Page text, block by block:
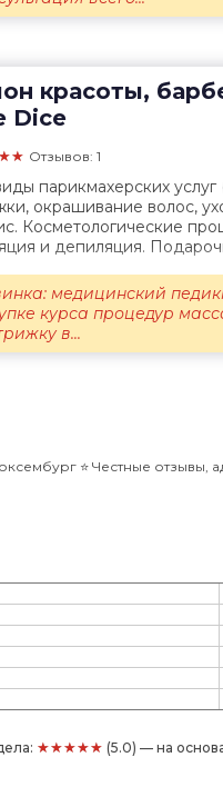
красоты,
Dice
Отзывов: 1
парикмахерских
окрашивание волос,
Косметологические
и депиляция.
медицинский
курса процедур
в...
⭐️ Честные отзывы,
★★★★★ (5.0) — на